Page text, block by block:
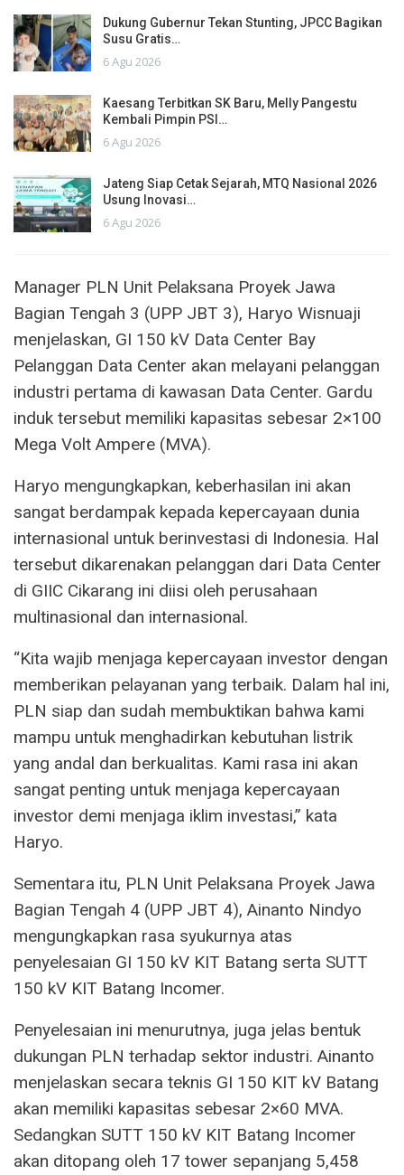
Dukung Gubernur Tekan Stunting, JPCC Bagikan
Susu Gratis…
6 Agu 2026
Kaesang Terbitkan SK Baru, Melly Pangestu
Kembali Pimpin PSI…
6 Agu 2026
Jateng Siap Cetak Sejarah, MTQ Nasional 2026
Usung Inovasi…
6 Agu 2026
Manager PLN Unit Pelaksana Proyek Jawa
Bagian Tengah 3 (UPP JBT 3), Haryo Wisnuaji
menjelaskan, GI 150 kV Data Center Bay
Pelanggan Data Center akan melayani pelanggan
industri pertama di kawasan Data Center. Gardu
induk tersebut memiliki kapasitas sebesar 2×100
Mega Volt Ampere (MVA).
Haryo mengungkapkan, keberhasilan ini akan
sangat berdampak kepada kepercayaan dunia
internasional untuk berinvestasi di Indonesia. Hal
tersebut dikarenakan pelanggan dari Data Center
di GIIC Cikarang ini diisi oleh perusahaan
multinasional dan internasional.
“Kita wajib menjaga kepercayaan investor dengan
memberikan pelayanan yang terbaik. Dalam hal ini,
PLN siap dan sudah membuktikan bahwa kami
mampu untuk menghadirkan kebutuhan listrik
yang andal dan berkualitas. Kami rasa ini akan
sangat penting untuk menjaga kepercayaan
investor demi menjaga iklim investasi,” kata
Haryo.
Sementara itu, PLN Unit Pelaksana Proyek Jawa
Bagian Tengah 4 (UPP JBT 4), Ainanto Nindyo
mengungkapkan rasa syukurnya atas
penyelesaian GI 150 kV KIT Batang serta SUTT
150 kV KIT Batang Incomer.
Penyelesaian ini menurutnya, juga jelas bentuk
dukungan PLN terhadap sektor industri. Ainanto
menjelaskan secara teknis GI 150 KIT kV Batang
akan memiliki kapasitas sebesar 2×60 MVA.
Sedangkan SUTT 150 kV KIT Batang Incomer
akan ditopang oleh 17 tower sepanjang 5,458